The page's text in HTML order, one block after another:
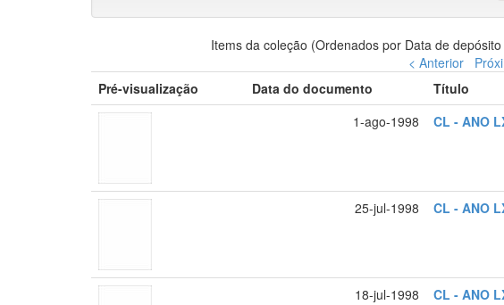
Items da coleção (Ordenados por Data de
< Anterior
Pré-visualização
Data do documento Título
1-ago-1998
CL - ANO
25-jul-1998 CL - ANO
18-jul-1998 CL - ANO